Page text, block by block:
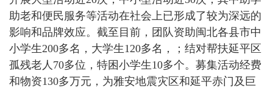
助老和便民服务等活动在社会上已形成了较为深远的
影响和品牌效应。截至目前，团队资助闽北各县市中
小学生200多名，大学生120多名，；结对帮扶延平区
孤残老人70多位，特困小学生10多个。募集活动经费
和物资130多万元，为雅安地震灾区和延平赤门及巨